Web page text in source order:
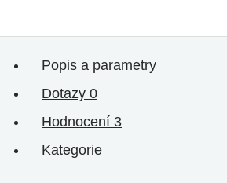
Popis a parametry
Dotazy 0
Hodnocení 3
Kategorie